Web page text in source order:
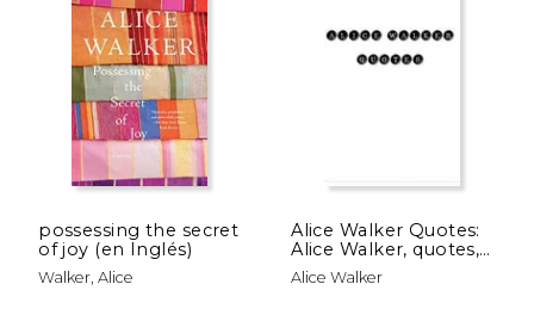
possessing the secret
of joy (en Inglés)
Walker, Alice
Alice Walker Quotes:
Alice Walker, quotes,
quotations, famous
quotes (en Inglés)
Alice Walker